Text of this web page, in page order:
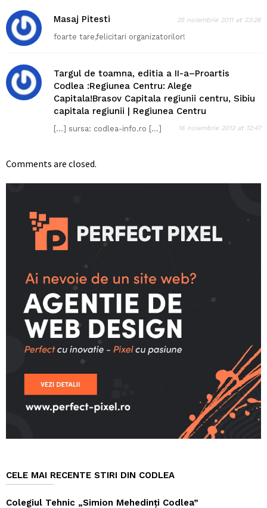
Masaj Pitesti 25 noiembrie 2011 at 23:26
foarte tare,felicitari organizatorilor!
Targul de toamna, editia a II-a–Proartis
Codlea :Regiunea Centru: Alege
Capitala!Brasov Capitala regiunii centru, Sibiu
capitala regiunii | Regiunea Centru
16 noiembrie 2013 at 12:47
[…] sursa: codlea-info.ro […]
Comments are closed.
CELE MAI RECENTE STIRI DIN CODLEA
Colegiul Tehnic „Simion Mehedinți Codlea”